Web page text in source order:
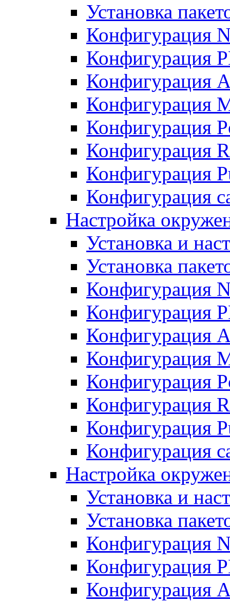
Установка
Конфигурация
Конфигурация
Конфигурация
Конфигурация
Конфигурация
Конфигурация
Конфигурация
Конфигурация
Настройка
Установка и
Установка
Конфигурация
Конфигурация
Конфигурация
Конфигурация
Конфигурация
Конфигурация
Конфигурация
Конфигурация
Настройка
Установка и
Установка
Конфигурация
Конфигурация
Конфигурация